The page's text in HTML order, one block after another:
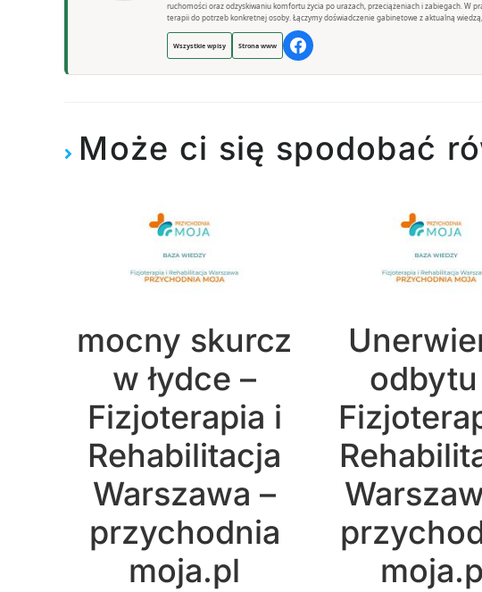
ruchomości oraz odzyskiwaniu komfortu życia po urazach, przeciążeniach i zabiegach. W
terapii do potrzeb konkretnej osoby. Łączymy doświadczenie gabinetowe z aktualną
Wszystkie wpisy Strona www
Może ci się spodobać
mocny skurcz
w łydce –
Fizjoterapia i
Rehabilitacja
Warszawa –
przychodnia
moja.pl
odbytu